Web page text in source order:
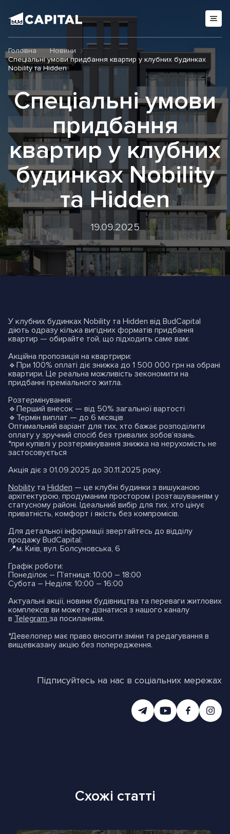
Головна
Новини
Спеціальні умови придбання квартир у клубних будинках
Nobility та Hidden
Спеціальні умови
придбання
квартир у клубних
будинках Nobility
та Hidden
19.09.2025
У клубних будинках Nobility та Hidden від BudCapital
діють одразу кілька вигідних форматів придбання
квартир — обирайте той, що підходить саме вам:
Акційна пропозиція на квартрири:
🔹При 100% оплаті діє знижка до 1 500 000 грн на обрані
квартири. Це реальна можливість зекономити на
придбанні преміального житла.
Розтермінування:
🔹Перший внесок — від 50% загальної вартості
🔹Термін виплат — до 6 місяців
Оптимальний варіант для тих, хто бажає розподілити
оплату у зручний спосіб без тривалих зобов’язань.
*при купівлі у розтермінування знижка на нерухомість не
застосовується
Акція діє з 01.09.2025 до 30.11.2025 року.
Nobilityта Hidden — це клубні будинки з вишуканою
архітектурою, продуманим простором і розташуванням у
статусному районі. Ідеальний вибір для тих, хто цінує
приватність, комфорт і якість без компромісів.
Для детальної інформації звертайтесь до відділу
продажу BudCapital:
📍м. Київ, вул. Болсуновська, 6
Графік роботи:
Понеділок – П’ятниця: 10:00 – 18:00
Субота – Неділя: 10:00 – 16:00
Актуальні акції, новини будівництва та переваги житлових
комплексів ви можете дізнатися з нашого каналу
в Telegram за посиланням.
*Девелопер має право вносити зміни та редагування в
вищевказану акцію без попередження.
Підписуйтесь на нас в соціальних мережах
Схожі статті